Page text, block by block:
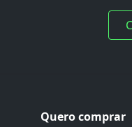
Quero comprar